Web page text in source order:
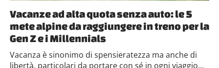
Vacanze ad alta quota senza auto: le 5
mete alpine da raggiungere in treno per la
Gen Z e i Millennials
Vacanza è sinonimo di spensieratezza ma anche di
libertà, particolari da portare con sé in ogni viaggio...